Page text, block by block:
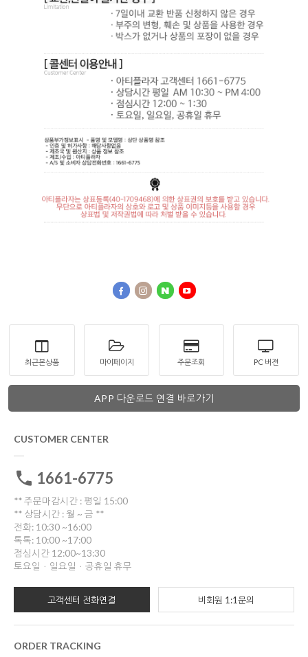
최근본상품 마이페이지 주문조회 PC 버젼
APP 다운로드 연결 바로가기
CUSTOMER CENTER
1661-6775
** 주문마감시간 : 평일 15:00
** 상담시간 : 월 ~ 금 **
전화: 10:30 ~16:00
톡톡: 10:00 ~17:00
점심시간 12:00~13:30
토요일ㆍ일요일ㆍ공휴일 휴무
고객센터 전화연결 비회원 1:1문의
ORDER TRACKING